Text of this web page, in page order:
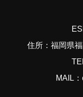
住所：福岡県
MAIL